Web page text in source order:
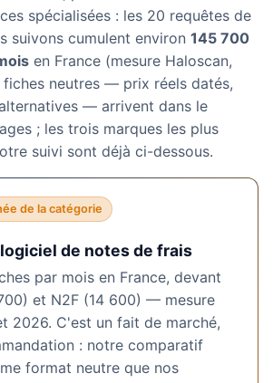
spécialisées : les 20 requêtes de
suivons cumulent environ 145 700
en France (mesure Haloscan,
neutres — prix réels datés,
— arrivent dans le
; les trois marques les plus
suivi sont déjà ci-dessous.
de la catégorie
de notes de frais
par mois en France, devant
et N2F (14 600) — mesure
2026. C'est un fait de marché,
: notre comparatif
format neutre que nos